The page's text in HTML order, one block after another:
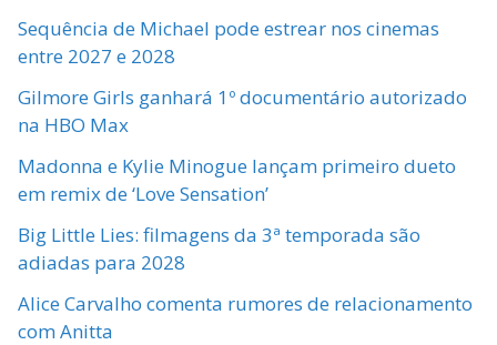
Sequência de Michael pode estrear nos cinemas
entre 2027 e 2028
Gilmore Girls ganhará 1º documentário autorizado
na HBO Max
Madonna e Kylie Minogue lançam primeiro dueto
em remix de ‘Love Sensation’
Big Little Lies: filmagens da 3ª temporada são
adiadas para 2028
Alice Carvalho comenta rumores de relacionamento
com Anitta